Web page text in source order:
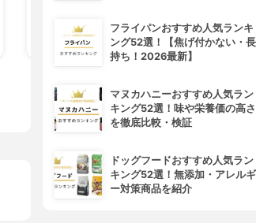
3.15 (2)
¥840
フライパンおすすめ人気ランキ
ング52選！【焦げ付かない・長
持ち！2026最新】
マヌカハニーおすすめ人気ラン
キング52選！味や栄養価の高さ
を徹底比較・検証
ドッグフードおすすめ人気ラン
キング52選！無添加・アレルギ
ー対策商品を紹介